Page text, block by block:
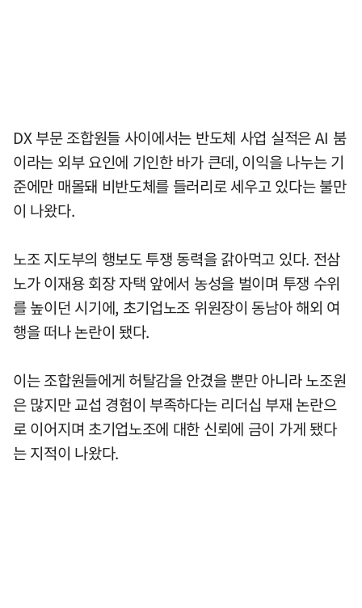
DX 부문 조합원들 사이에서는 반도체 사업 실적은 AI 붐
이라는 외부 요인에 기인한 바가 큰데, 이익을 나누는 기
준에만 매몰돼 비반도체를 들러리로 세우고 있다는 불만
이 나왔다.
노조 지도부의 행보도 투쟁 동력을 갉아먹고 있다. 전삼
노가 이재용 회장 자택 앞에서 농성을 벌이며 투쟁 수위
를 높이던 시기에, 초기업노조 위원장이 동남아 해외 여
행을 떠나 논란이 됐다.
이는 조합원들에게 허탈감을 안겼을 뿐만 아니라 노조원
은 많지만 교섭 경험이 부족하다는 리더십 부재 논란으
로 이어지며 초기업노조에 대한 신뢰에 금이 가게 됐다
는 지적이 나왔다.